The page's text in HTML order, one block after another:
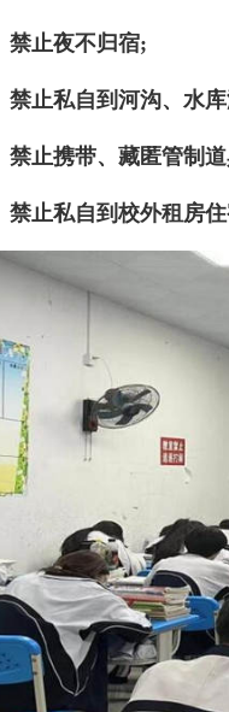
禁止夜不归宿;
禁止私自到河沟、水
禁止携带、藏匿管制
禁止私自到校外租房